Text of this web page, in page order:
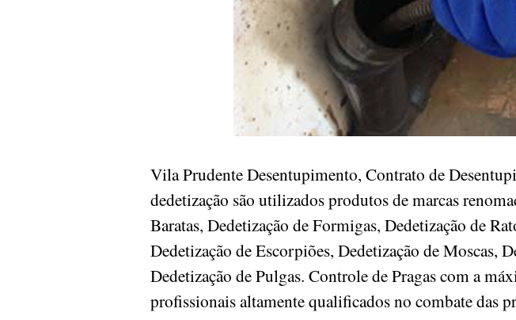
Vila Prudente Desentupimento, Contrato de
dedetização são utilizados produtos de marcas
Baratas, Dedetização de Formigas, Dedetização de
Dedetização de Escorpiões, Dedetização de Moscas,
Dedetização de Pulgas. Controle de Pragas com a
profissionais altamente qualificados no combate das